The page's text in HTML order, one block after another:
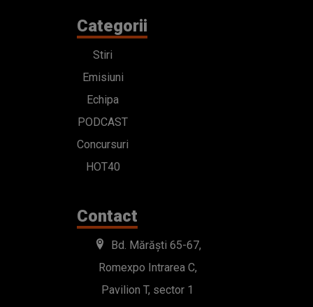
Categorii
Stiri
Emisiuni
Echipa
PODCAST
Concursuri
HOT40
Contact
Bd. Mărăști 65-67,
Romexpo Intrarea C,
Pavilion T, sector 1